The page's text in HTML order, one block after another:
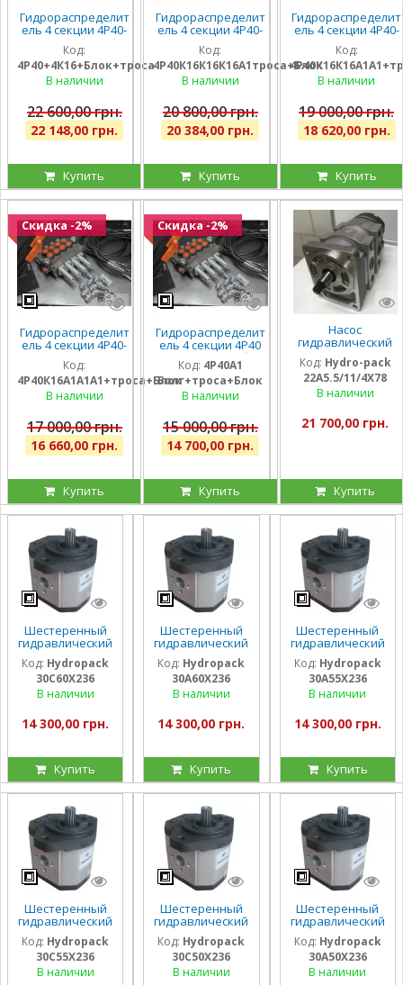
Гидрораспределит
ель 4 секции 4Р40-
К16К16К16К16 с
плавающим
положением на
всех секциях, троса
штуцера
Код:
4Р40+4К16+Блок+троса
В наличии
22 600,00 грн.
22 148,00 грн.
Купить
Гидрораспределит
ель 4 секции 4Р40-
К16К16К16А1 с
плавающими на 3
секции, троса и
блок рычагов на 4
Код:
4Р40К16К16К16А1троса+Блок
В наличии
20 800,00 грн.
20 384,00 грн.
Купить
Гидрораспределит
ель 4 секции 4Р40-
К16К16А1А1 с
плавающими на 2
секции, троса и
блок рычагов на 4
Код:
В наличии
19 000,00 грн.
18 620,00 грн.
Купить
Скидка -2%
Гидрораспределит
ель 4 секции 4Р40-
К16А1А1А1 с одной
плавающей
секцией, троса и
блок рычагов на 4
Код:
4Р40К16А1А1А1+троса+Блок
В наличии
17 000,00 грн.
16 660,00 грн.
Купить
Скидка -2%
Гидрораспределит
ель 4 секции 4Р40
на погрузчик (без
плавающих
секций), троса и
блок рычагов на 4
Код: 4Р40А1
Болг+троса+Блок
В наличии
15 000,00 грн.
14 700,00 грн.
Купить
Насос
гидравлический
шестеренный
тандемный Hydro-
pack
22A5.5/11/4X780DSS
Код: Hydro-pack
22A5.5/11/4X78
В наличии
21 700,00 грн.
Купить
Шестеренный
гидравлический
насос Hydropack
30C60X236 (60
см3) правого
вращения
Код: Hydropack
30C60X236
В наличии
14 300,00 грн.
Купить
Шестеренный
гидравлический
насос Hydropack
30A60X236 (60
см3) левого
вращения
Код: Hydropack
30A60X236
В наличии
14 300,00 грн.
Купить
Шестеренный
гидравлический
насос Hydropack
30A55X236 (55
см3) левого
вращения
Код: Hydropack
30A55X236
В наличии
14 300,00 грн.
Купить
Шестеренный
гидравлический
насос Hydropack
30C55X236 (55
см3) правого
вращения
Код: Hydropack
30C55X236
В наличии
Шестеренный
гидравлический
насос Hydropack
30C50X236 (50
см3) правого
вращения
Код: Hydropack
30C50X236
В наличии
Шестеренный
гидравлический
насос Hydropack
30A50X236 (50
см3) левого
вращения
Код: Hydropack
30A50X236
В наличии